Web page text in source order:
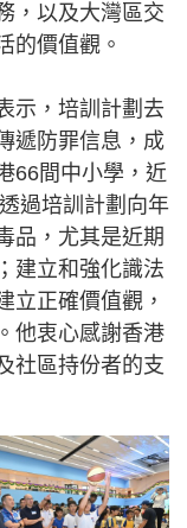
，以及大灣區交
的價值觀。
示，培訓計劃去
遞防罪信息，成
66間中小學，近
過培訓計劃向年
品，尤其是近期
建立和強化識法
立正確價值觀，
他衷心感謝香港
社區持份者的支